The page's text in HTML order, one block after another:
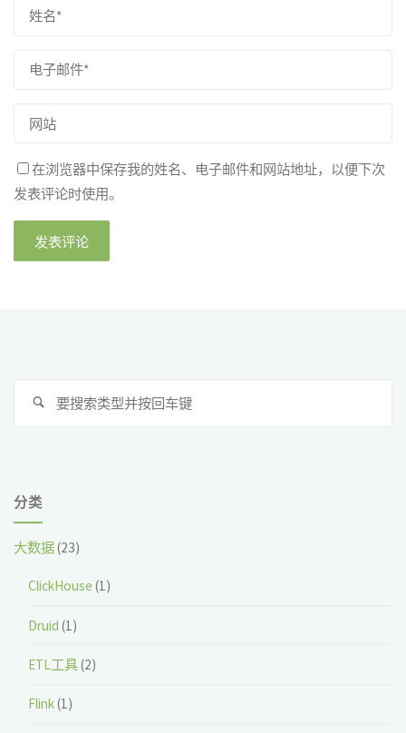
在浏览器中保存我的姓名、电子邮件和网站地址，以便下次
发表评论时使用。
搜
分类
大数据(23)
ClickHouse (1)
Druid (1)
ETL工具(2)
Flink(1)